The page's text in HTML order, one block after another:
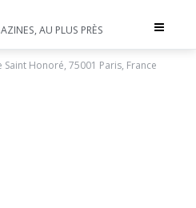
Toggle
AU PLUS PRÈS
Saint Honoré, 75001 Paris, France